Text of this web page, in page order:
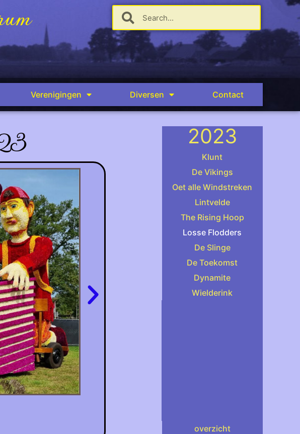
Verenigingen Diversen Contact
(foto: Stefan Baks)
2023
Klunt
De Vikings
Oet alle Windstreken
Lintvelde
The Rising Hoop
Losse Flodders
De Slinge
De Toekomst
Dynamite
Wielderink
overzicht